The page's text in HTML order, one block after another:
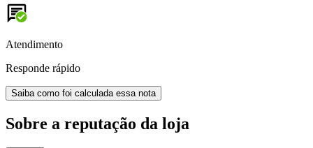
Atendimento
Responde rápido
Saiba como foi calculada essa nota
Sobre a reputação da loja